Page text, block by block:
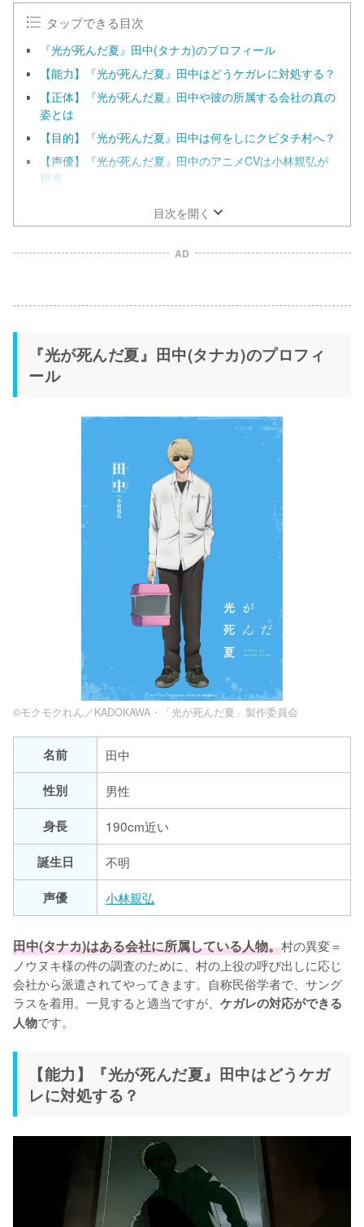
タップできる目次
『光が死んだ夏』田中(タナカ)のプロフィール
【能力】『光が死んだ夏』田中はどうケガレに対処する？
【正体】『光が死んだ夏』田中や彼の所属する会社の真の
姿とは
【目的】『光が死んだ夏』田中は何をしにクビタチ村へ？
【声優】『光が死んだ夏』田中のアニメCVは小林親弘が
担当
目次を開く
AD
『光が死んだ夏』田中(タナカ)のプロフィ
ール
©モクモクれん／KADOKAWA・「光が死んだ夏」製作委員会
名前
田中
性別
男性
身長
190cm近い
誕生日
不明
声優
小林親弘
田中(タナカ)はある会社に所属している人物。村の異変＝
ノウヌキ様の件の調査のために、村の上役の呼び出しに応じ
会社から派遣されてやってきます。自称民俗学者で、サング
ラスを着用。一見すると適当ですが、 ケガレの対応ができる
人物です。
【能力】『光が死んだ夏』田中はどうケガ
レに対処する？